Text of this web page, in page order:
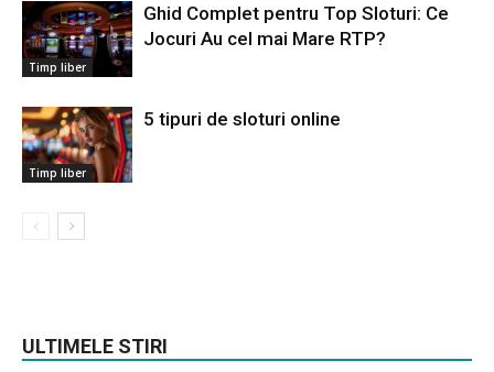
Timp liber
Ghid Complet pentru Top Sloturi: Ce
Jocuri Au cel mai Mare RTP?
Timp liber
5 tipuri de sloturi online
ULTIMELE STIRI